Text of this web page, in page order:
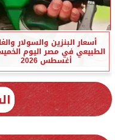
أسعار البنزين والسولار
أغسطس 2026